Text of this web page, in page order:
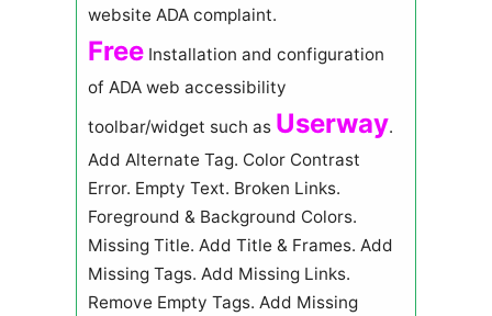
website ADA complaint.
FreeInstallation and configuration
of ADA web accessibility
toolbar/widget such as Userway.
Add Alternate Tag. Color Contrast
Error. Empty Text. Broken Links.
Foreground & Background Colors.
Missing Title. Add Title & Frames. Add
Missing Tags. Add Missing Links.
Remove Empty Tags. Add Missing